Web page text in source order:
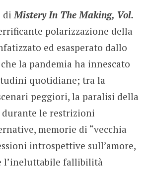
di Mistery In The Making, Vol.
polarizzazione della
ed esasperato dallo
la pandemia ha innescato
quotidiane; tra la
peggiori, la paralisi della
durante le restrizioni
memorie di “vecchia
introspettive sull’amore,
l’ineluttabile fallibilità